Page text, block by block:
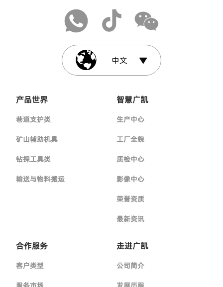
中文
产品世界
巷道支护类
矿山辅助机具
钻探工具类
输送与物料搬运
智慧广凯
生产中心
工厂全貌
质检中心
影像中心
荣誉资质
最新资讯
合作服务
客户类型
走进广凯
公司简介